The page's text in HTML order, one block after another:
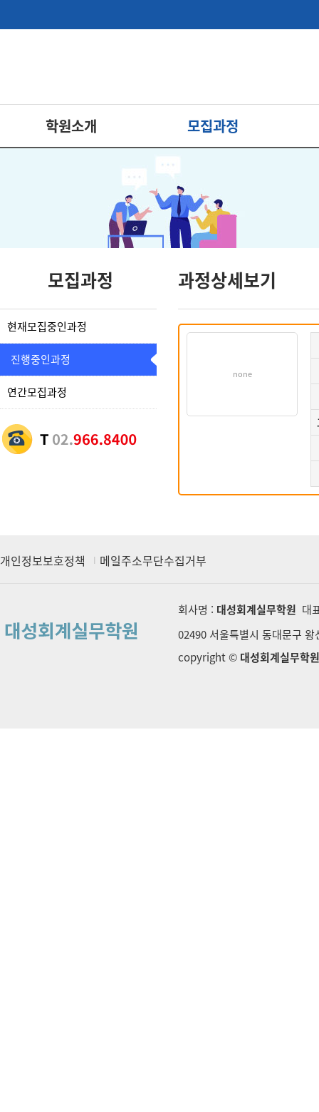
학원소개 모집과정
모집과정
현재모집중인과정
진행중인과정
연간모집과정
과정상세보기
none
개인정보보호정책 메일주소무단수집거부
회사명 : 대성회계실무학원 대
02490 서울특별시 동대문구
copyright © 대성회계실무학원